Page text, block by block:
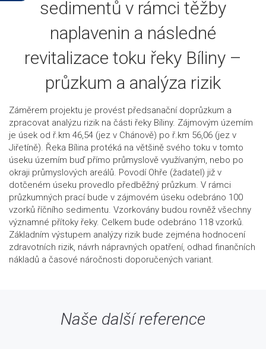
sedimentů v rámci těžby
naplavenin a následné
revitalizace toku řeky Bíliny –
průzkum a analýza rizik
Záměrem projektu je provést předsanační doprůzkum a
zpracovat analýzu rizik na části řeky Bíliny. Zájmovým územím
je úsek od ř.km 46,54 (jez v Chánově) po ř.km 56,06 (jez v
Jiřetíně). Řeka Bílina protéká na většině svého toku v tomto
úseku územím buď přímo průmyslově využívaným, nebo po
okraji průmyslových areálů. Povodí Ohře (žadatel) již v
dotčeném úseku provedlo předběžný průzkum. V rámci
průzkumných prací bude v zájmovém úseku odebráno 100
vzorků říčního sedimentu. Vzorkovány budou rovněž všechny
významné přítoky řeky. Celkem bude odebráno 118 vzorků.
Základním výstupem analýzy rizik bude zejména hodnocení
zdravotních rizik, návrh nápravných opatření, odhad finančních
nákladů a časové náročnosti doporučených variant.
Naše další reference